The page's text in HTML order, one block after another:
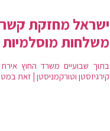
ישראל מחזקת
משלחות מוסלמיות
בתוך שבועיים משרד החוץ
קירגיזסטן וטורקמניסטן | זאת